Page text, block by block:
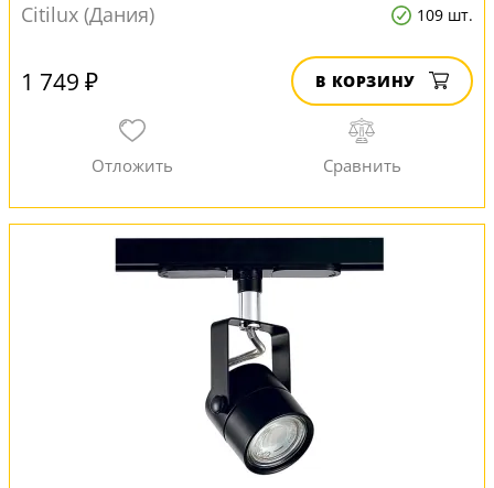
Citilux (Дания) 109 шт.
1 749 ₽ В КОРЗИНУ